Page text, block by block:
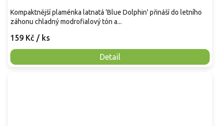
159 Kč / ks
Detail
Kompaktnější plaménka latnatá 'Blue Dolphin' přináší do letního
záhonu chladný modrofialový tón a...